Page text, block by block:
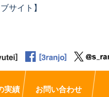
サイト】
実績 お問い合わせ